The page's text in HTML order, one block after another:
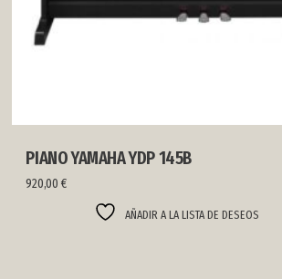
PIANO YAMAHA YDP 145B
920,00 €
AÑADIR A LA LISTA DE DESEOS